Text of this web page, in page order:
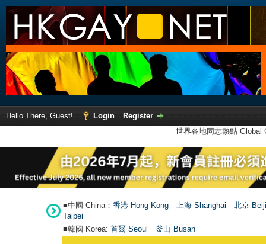
Hello There, Guest! Login
Register
世界各地同志熱點
■中國 China： 香港 Hong Kong 上海 Shanghai
北京
Taipei
■韓國 Korea: 首爾 Seoul 釜山 Busan